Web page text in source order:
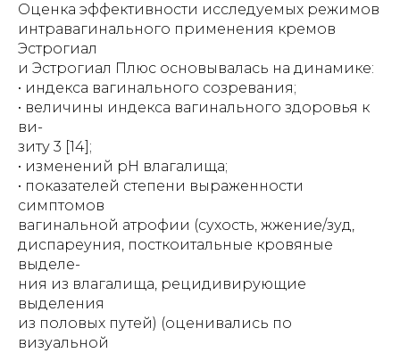
Оценка эффективности исследуемых режимов
интравагинального применения кремов
Эстрогиал
и Эстрогиал Плюс основывалась на динамике:
• индекса вагинального созревания;
• величины индекса вагинального здоровья к
ви-
зиту 3 [14];
• изменений рН влагалища;
• показателей степени выраженности
симптомов
вагинальной атрофии (сухость, жжение/зуд,
диспареуния, посткоитальные кровяные
выделе-
ния из влагалища, рецидивирующие
выделения
из половых путей) (оценивались по
визуальной